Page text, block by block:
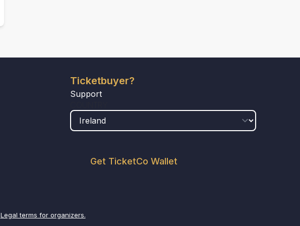
Ticketbuyer?
Support
Get TicketCo Wallet
Legal terms for organizers.